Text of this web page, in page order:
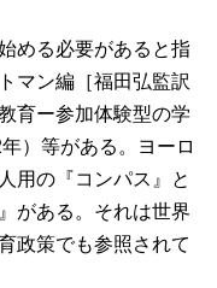
める必要があると指
マン編［福田弘監訳
育ー参加体験型の学
）等がある。ヨーロ
用の『コンパス』と
がある。それは世界
政策でも参照されて